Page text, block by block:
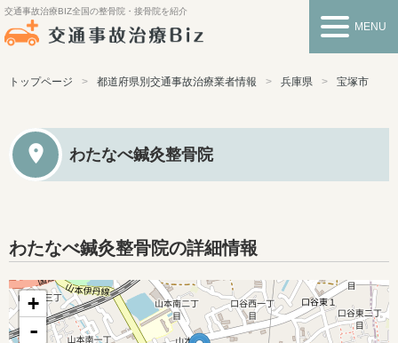
交通事故治療BIZ全国の整骨院・接骨院を紹介
MENU
トップページ 都道府県別交通事故治療業者情報 兵庫県 宝塚市
わたなべ鍼灸整骨院
わたなべ鍼灸整骨院の詳細情報
+
-